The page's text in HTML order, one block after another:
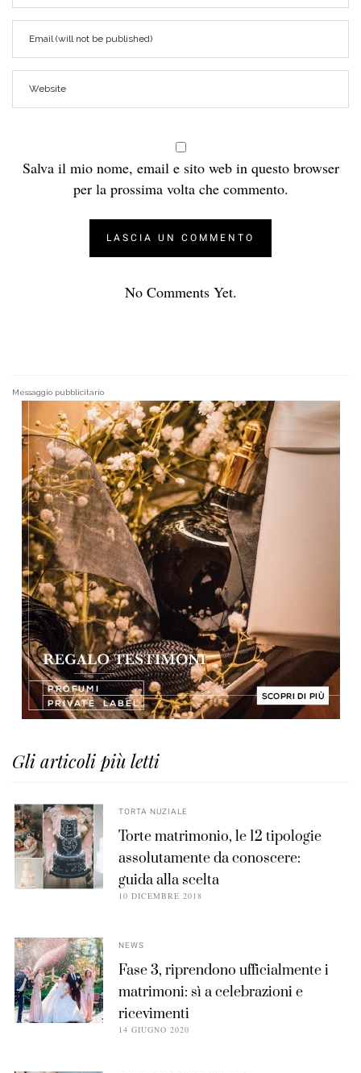
Salva il mio nome, email e sito web in questo browser
per la prossima volta che commento.
No Comments Yet.
Messaggio pubblicitario
Gli articoli più letti
TORTA NUZIALE
Torte matrimonio, le 12 tipologie
assolutamente da conoscere:
guida alla scelta
10 DICEMBRE 2018
NEWS
Fase 3, riprendono ufficialmente i
matrimoni: sì a celebrazioni e
ricevimenti
14 GIUGNO 2020